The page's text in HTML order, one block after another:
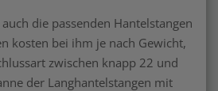
die passenden Hantelstangen
kosten bei ihm je nach Gewicht,
zwischen knapp 22 und
der Langhantelstangen mit